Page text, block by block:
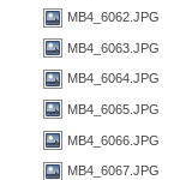
MB4_6062.JPG
MB4_6063.JPG
MB4_6064.JPG
MB4_6065.JPG
MB4_6066.JPG
MB4_6067.JPG